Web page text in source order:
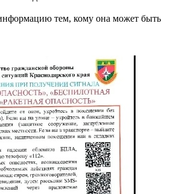
тем, кому она может быть